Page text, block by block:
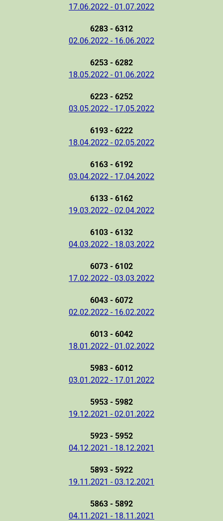
17.06.2022 - 01.07.2022
6283 - 6312
02.06.2022 - 16.06.2022
6253 - 6282
18.05.2022 - 01.06.2022
6223 - 6252
03.05.2022 - 17.05.2022
6193 - 6222
18.04.2022 - 02.05.2022
6163 - 6192
03.04.2022 - 17.04.2022
6133 - 6162
19.03.2022 - 02.04.2022
6103 - 6132
04.03.2022 - 18.03.2022
6073 - 6102
17.02.2022 - 03.03.2022
6043 - 6072
02.02.2022 - 16.02.2022
6013 - 6042
18.01.2022 - 01.02.2022
5983 - 6012
03.01.2022 - 17.01.2022
5953 - 5982
19.12.2021 - 02.01.2022
5923 - 5952
04.12.2021 - 18.12.2021
5893 - 5922
19.11.2021 - 03.12.2021
5863 - 5892
04.11.2021 - 18.11.2021